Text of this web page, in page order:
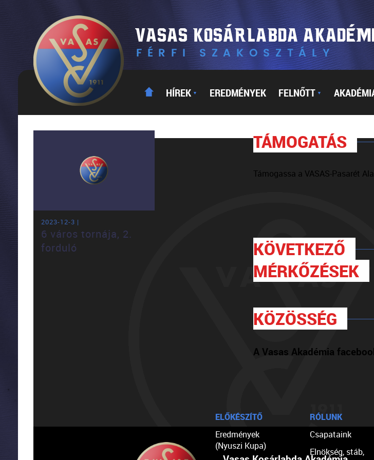
HÍREK ▼ EREDMÉNYEK FELNŐTT ▼
2023-12-3 |
6 város tornája, 2.
forduló
TÁMOGATÁS
Támogassa a VASAS-Pasarét
KÖVETKEZŐ
MÉRKŐZÉSEK
KÖZÖSSÉG
A Vasas Akadémia
ELŐKÉSZÍTŐ
Eredmények
(Nyuszi Kupa)
RÓLUNK
Csapataink
Elnökség, stáb,